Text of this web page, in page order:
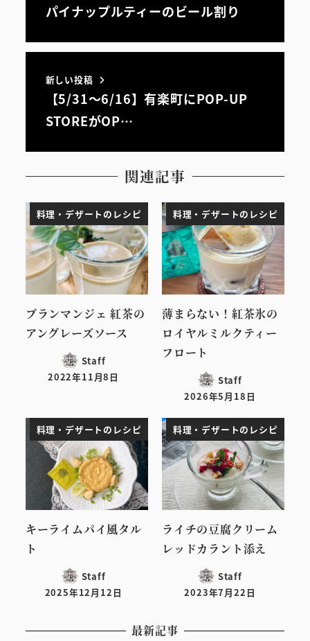
パイナップルティーのビール割り
新しい投稿
【5/31～6/16】有楽町にPOP-UP
STOREがOP…
関連記事
料理・デザートのレシピ
ブランマンジェ 紅茶の
アングレーズソース
Staff
投稿日
2022年11月8日
料理・デザートのレシピ
薄まらない！紅茶氷の
ロイヤルミルクティー
フロート
Staff
投稿日
2026年5月18日
料理・デザートのレシピ
キーライムパイ風タル
ト
Staff
投稿日
2025年12月12日
料理・デザートのレシピ
ライチの豆腐クリーム
レッドカラント添え
Staff
投稿日
2023年7月22日
最新記事